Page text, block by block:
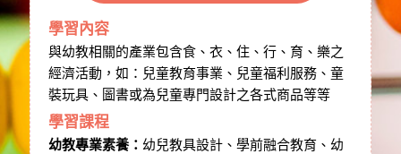
學習內容
與幼教相關的產業包含食、衣、住、行、育、樂之
經濟活動，如：兒童教育事業、兒童福利服務、童
裝玩具、圖書或為兒童專門設計之各式商品等等
學習課程
幼教專業素養： 幼兒教具設計、學前融合教育、幼